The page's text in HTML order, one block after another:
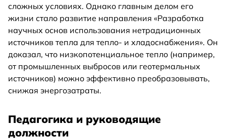
сложных условиях. Однако главным делом его
жизни стало развитие направления «Разработка
научных основ использования нетрадиционных
источников тепла для тепло- и хладоснабжения». Он
доказал, что низкопотенциальное тепло (например,
от промышленных выбросов или геотермальных
источников) можно эффективно преобразовывать,
снижая энергозатраты.
Педагогика и руководящие
должности